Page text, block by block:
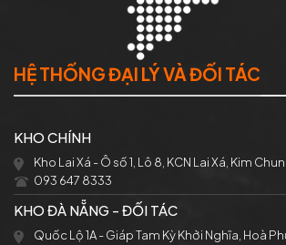
HỆ THỐNG ĐẠI LÝ VÀ ĐỐI TÁC
KHO CHÍNH
Kho Lai Xá - Ô số 1, Lô 8, KCN Lai Xá, Kim
093 647 8333
KHO ĐÀ NẴNG - ĐỐI TÁC
Quốc Lộ 1A - Giáp Tam Kỳ Khởi Nghĩa, Hoà